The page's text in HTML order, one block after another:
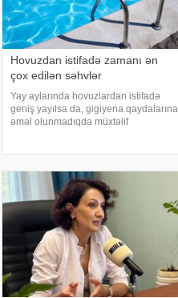
Hovuzdan istifadə zamanı ən
çox edilən səhvlər
Yay aylarında hovuzlardan istifadə
geniş yayılsa da, gigiyena qaydalarına
əməl olunmadıqda müxtəlif
hovuz kənarınd